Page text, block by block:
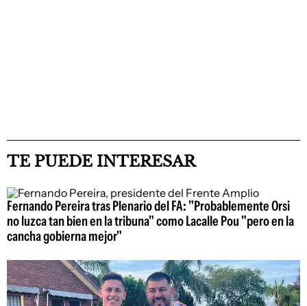
TE PUEDE INTERESAR
Fernando Pereira tras Plenario del FA: "Probablemente Orsi
no luzca tan bien en la tribuna" como Lacalle Pou "pero en la
cancha gobierna mejor"